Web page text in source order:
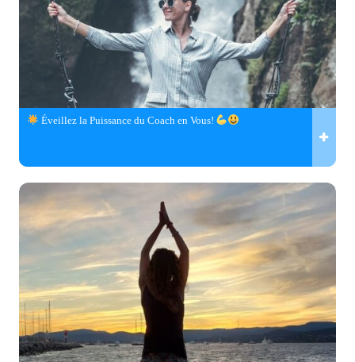
Éveillez la Puissance du Coach en Vous!